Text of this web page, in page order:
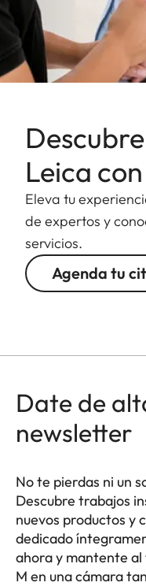
Leica
Eleva tu
de expertos y
servicios.
Agenda tu
Date de
newsletter
No te pierdas ni un
Descubre trabajos
nuevos productos y
dedicado
ahora y mantente
M en una cámara